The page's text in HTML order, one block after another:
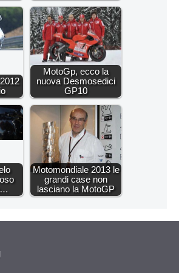
MotoGp, ecco la
nuova Desmosedici
GP10
Motomondiale 2013 le
grandi case non
lasciano la MotoGP